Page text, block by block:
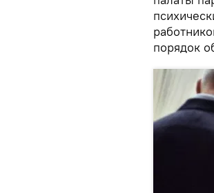
порядок